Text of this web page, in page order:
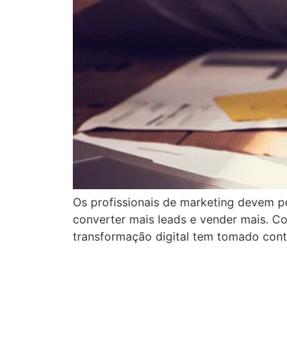
Os profissionais de marketing devem
converter mais leads e vender mais.
transformação digital tem tomado